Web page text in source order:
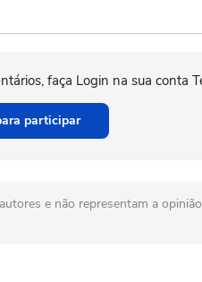
faça Login na sua conta
participar
e não representam a